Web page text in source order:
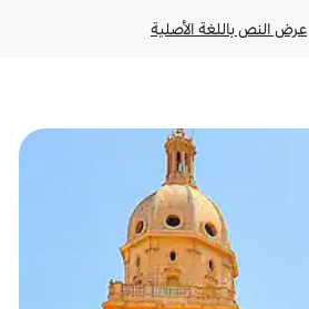
عرض النص باللغة الأصلية